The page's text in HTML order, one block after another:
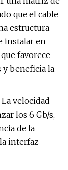
que el cable
estructura
instalar en
favorece
y beneficia la
La velocidad
los 6 Gb/s,
de la
interfaz